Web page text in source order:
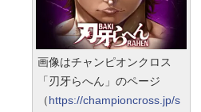
画像はチャンピオンクロス
「刃牙らへん」のページ
（https://championcross.jp/s